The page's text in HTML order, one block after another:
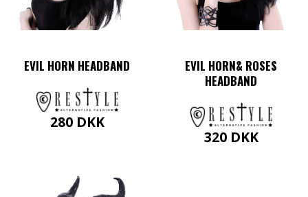
EVIL HORN HEADBAND
280 DKK
EVIL HORN& ROSES
HEADBAND
320 DKK